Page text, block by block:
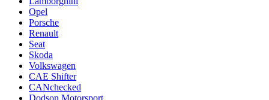
Opel
Porsche
Renault
Seat
Skoda
Volkswagen
CAE Shifter
CANchecked
Dodson Motorsport